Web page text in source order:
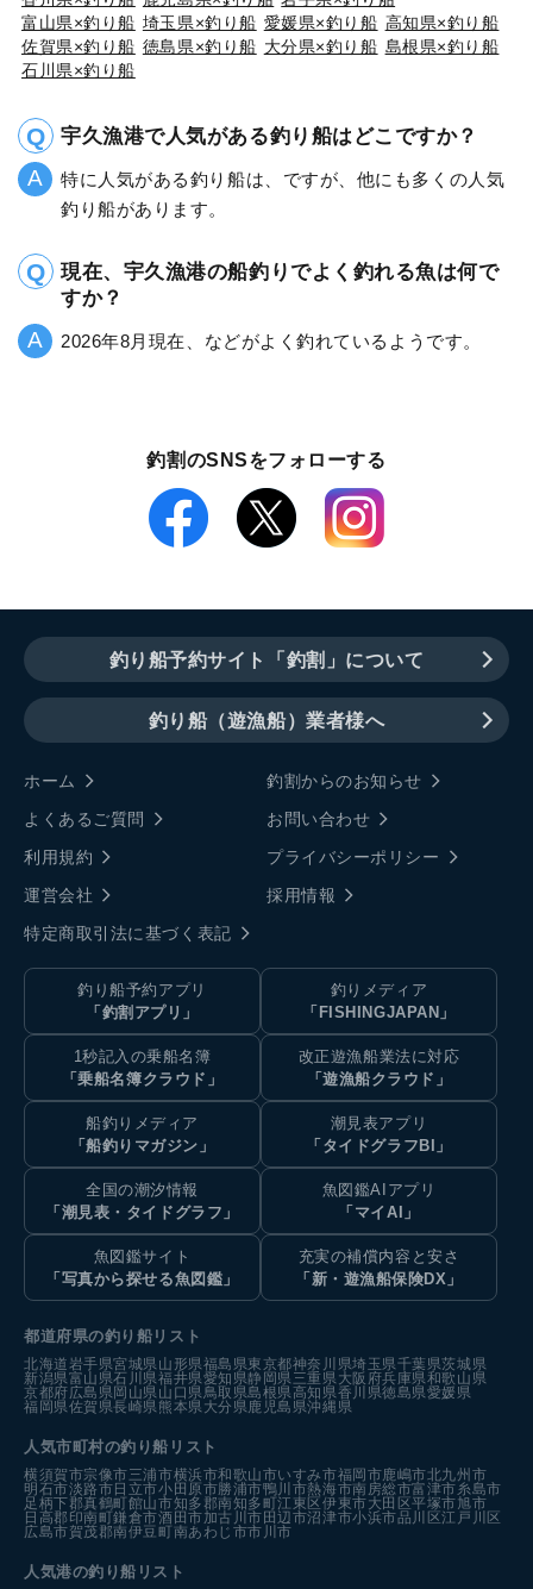
富山県×釣り船 埼玉県×釣り船 愛媛県×釣り船 高知県×釣り船
佐賀県×釣り船 徳島県×釣り船 大分県×釣り船 島根県×釣り船
石川県×釣り船
宇久漁港で人気がある釣り船はどこですか？
特に人気がある釣り船は、ですが、他にも多くの人気
釣り船があります。
現在、宇久漁港の船釣りでよく釣れる魚は何で
すか？
2026年8月現在、などがよく釣れているようです。
釣割のSNSをフォローする
釣り船予約サイト「釣割」について
釣り船（遊漁船）業者様へ
ホーム
釣割からのお知らせ
よくあるご質問
お問い合わせ
利用規約
プライバシーポリシー
運営会社
採用情報
特定商取引法に基づく表記
釣り船予約アプリ
「釣割アプリ」
釣りメディア
「FISHINGJAPAN」
1秒記入の乗船名簿
「乗船名簿クラウド」
改正遊漁船業法に対応
「遊漁船クラウド」
船釣りメディア
「船釣りマガジン」
潮見表アプリ
「タイドグラフBI」
全国の潮汐情報
「潮見表・タイドグラフ」
魚図鑑AIアプリ
「マイAI」
魚図鑑サイト
「写真から探せる魚図鑑」
充実の補償内容と安さ
「新・遊漁船保険DX」
都道府県の釣り船リスト
北海道 岩手県宮城県 山形県福島県東京都神奈川県埼玉県千葉県茨城県
新潟県富山県石川県福井県愛知県静岡県 三重県 大阪府兵庫県和歌山県
京都府広島県岡山県 山口県 鳥取県島根県高知県香川県徳島県愛媛県
福岡県佐賀県長崎県 熊本県 大分県 鹿児島県沖縄県
人気市町村の釣り船リスト
横須賀市宗像市三浦市横浜市和歌山市いすみ市福岡市鹿嶋市北九州市
明石市淡路市日立市小田原市勝浦市鴨川市熱海市南房総市富津市糸島市
足柄下郡真鶴町館山市知多郡南知多町江東区伊東市大田区平塚市旭市
日高郡印南町鎌倉市酒田市加古川市田辺市沼津市小浜市品川区江戸川区
広島市賀茂郡南伊豆町南あわじ市市川市
人気港の釣り船リスト